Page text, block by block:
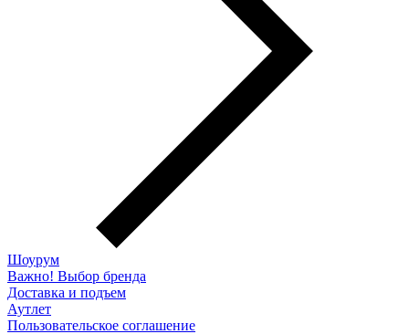
Шоурум
Важно! Выбор бренда
Доставка и подъем
Аутлет
Пользовательское соглашение